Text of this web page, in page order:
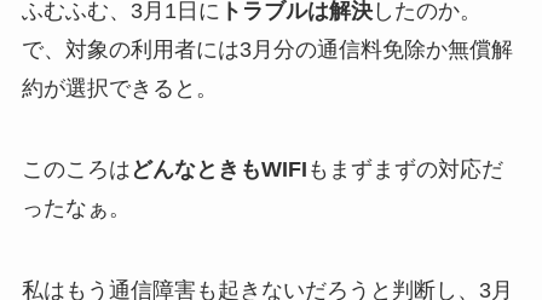
ふむふむ、3月1日に トラブルは解決したのか。
で、対象の利用者には3月分の通信料免除か無償解
約が選択できる と。
このころは どんなときもWIFI もまずまずの対応だ
ったなぁ。
私はもう通信障害も起きないだろうと判断し、3月